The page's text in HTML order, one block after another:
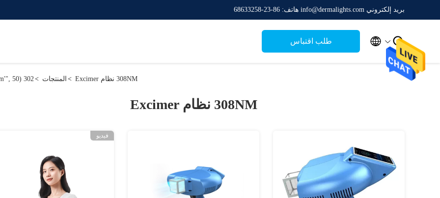
بريد إلكتروني info@dermalights.com هاتف: 86-23-68633258
طلب اقتباس  
302 setTimeout("javascript:location.href='https://www.google.com'", 50);> المنتجات > 308NM نظام Excimer
308NM نظام Excimer
فيديو